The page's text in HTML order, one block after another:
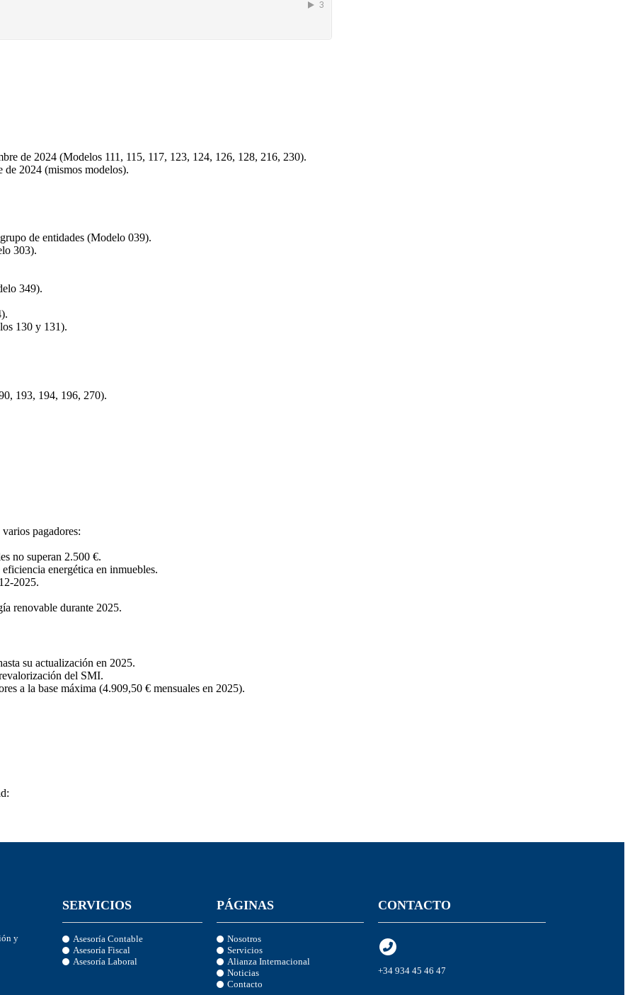
de 2024 (Modelos 111, 115, 117, 123, 124, 126, 128, 216, 230).
de 2024 (mismos modelos).
de entidades (Modelo 039).
303).
349).
130 y 131).
193, 194, 196, 270).
pagadores:
no superan 2.500 €.
energética en inmuebles.
2025.
renovable durante 2025.
su actualización en 2025.
del SMI.
a la base máxima (4.909,50 € mensuales en 2025).
y
SERVICIOS
Asesoría Contable
Asesoría Fiscal
Asesoría Laboral
PÁGINAS
Nosotros
Servicios
Alianza Internacional
Noticias
Contacto
CONTACTO
+34 934 45 46 47